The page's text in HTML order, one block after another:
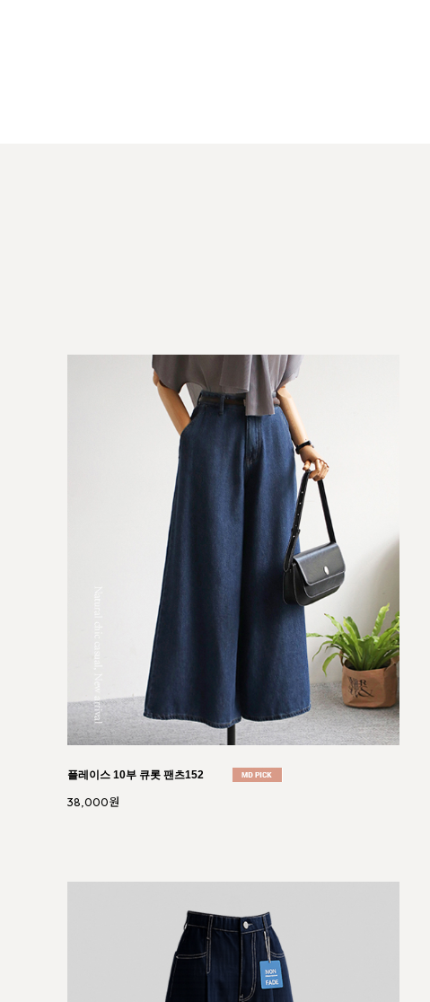
에르마 버튼 에이라인 스커트050
46,000원